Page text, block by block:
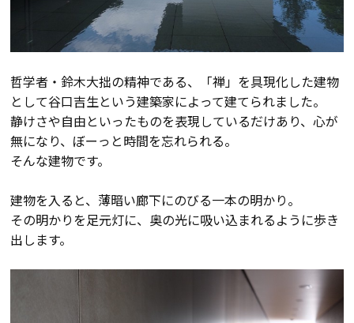
KATSUMIの標準仕様 和暮-なごみ-
素材とデザイン
耐震性能+制震性能
断熱・気密性能と快適性
ZEH
哲学者・鈴木大拙の精神である、「禅」を具現化した建物
として谷口吉生という建築家によって建てられました。
静けさや自由といったものを表現しているだけあり、心が
無になり、ぼーっと時間を忘れられる。
そんな建物です。
建物を入ると、薄暗い廊下にのびる一本の明かり。
その明かりを足元灯に、奥の光に吸い込まれるように歩き
出します。